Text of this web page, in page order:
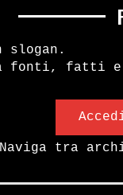
slogan.
fonti, fatti e
Naviga tra